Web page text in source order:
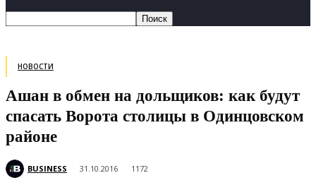
НОВОСТИ
Ашан в обмен на дольщиков: как будут
спасать Ворота столицы в Одинцовском
районе
BUSINESS 31.10.2016 1172